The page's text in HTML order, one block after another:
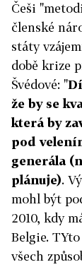
Češi
členské
státy
době krize
Švédové: "
že by se
která by
pod
generála
plánuje).
mohl být
2010, kdy
Belgie.
všech